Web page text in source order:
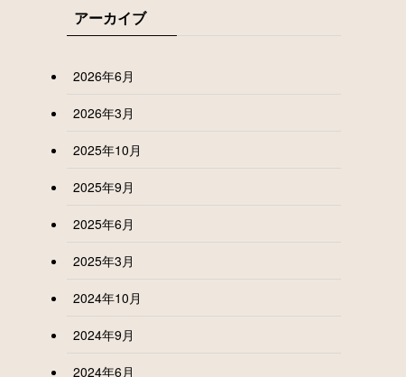
アーカイブ
2026年6月
2026年3月
2025年10月
2025年9月
2025年6月
2025年3月
2024年10月
2024年9月
2024年6月